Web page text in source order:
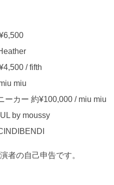
/ fifth
miu
ーカー 約¥100,000 / miu miu
by moussy
者の自己申告です。